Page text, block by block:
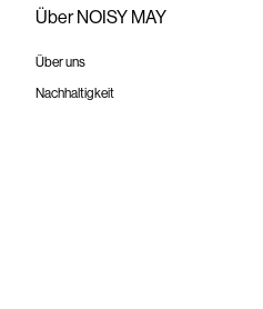
Über NOISY MAY
Über uns
Nachhaltigkeit